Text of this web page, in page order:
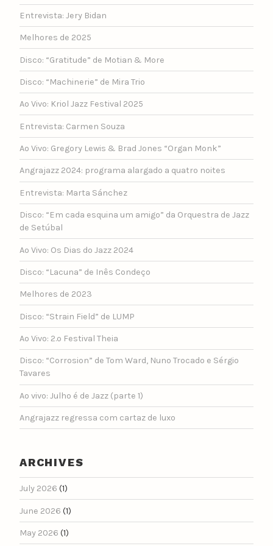
Entrevista: Jery Bidan
Melhores de 2025
Disco: “Gratitude” de Motian & More
Disco: “Machinerie” de Mira Trio
Ao Vivo: Kriol Jazz Festival 2025
Entrevista: Carmen Souza
Ao Vivo: Gregory Lewis & Brad Jones “Organ Monk”
Angrajazz 2024: programa alargado a quatro noites
Entrevista: Marta Sánchez
Disco: “Em cada esquina um amigo” da Orquestra de Jazz
de Setúbal
Ao Vivo: Os Dias do Jazz 2024
Disco: “Lacuna” de Inês Condeço
Melhores de 2023
Disco: “Strain Field” de LUMP
Ao Vivo: 2.º Festival Theia
Disco: “Corrosion” de Tom Ward, Nuno Trocado e Sérgio
Tavares
Ao vivo: Julho é de Jazz (parte 1)
Angrajazz regressa com cartaz de luxo
ARCHIVES
July 2026 (1)
June 2026 (1)
May 2026 (1)